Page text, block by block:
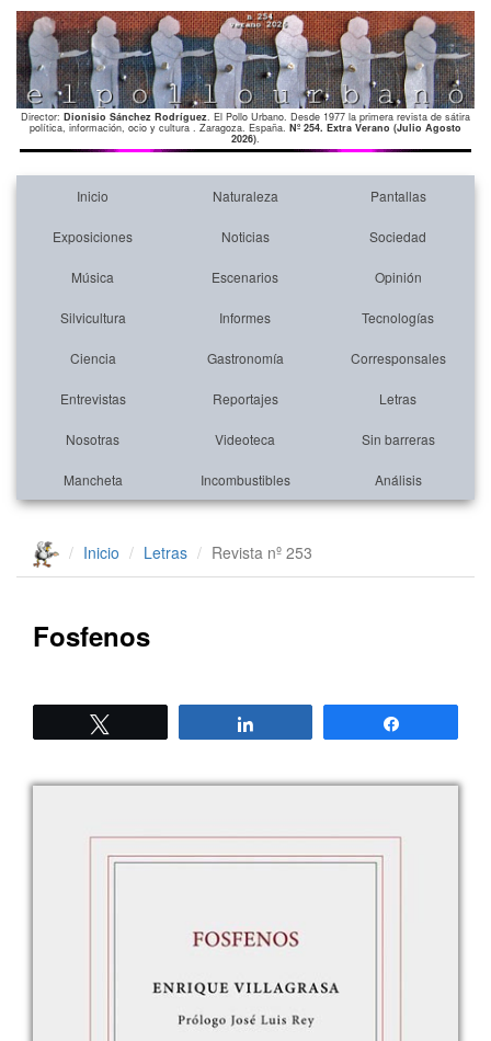
Director: Dionisio Sánchez Rodríguez. El Pollo Urbano. Desde 1977 la primera revista de sátira
política, información, ocio y cultura . Zaragoza. España. Nº 254. Extra Verano (Julio Agosto
2026).
Inicio Naturaleza Pantallas
Exposiciones Noticias Sociedad
Música Escenarios Opinión
Silvicultura Informes Tecnologías
Ciencia Gastronomía Corresponsales
Entrevistas Reportajes Letras
Nosotras Videoteca Sin barreras
Mancheta Incombustibles Análisis
Inicio Letras Revista nº 253
Fosfenos